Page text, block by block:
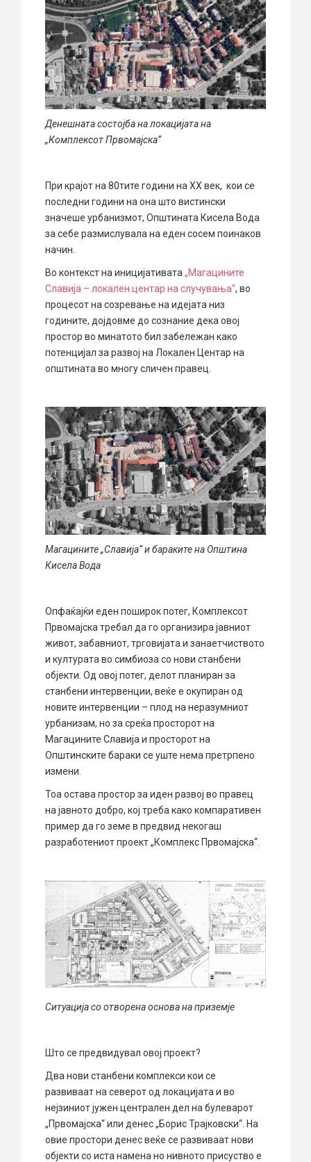
Денешната состојба на локацијата на
„Комплексот Првомајска“
При крајот на 80тите години на XX век, кои се
последни години на она што вистински
значеше урбанизмот, Општината Кисела Вода
за себе размислувала на еден сосем поинаков
начин.
Во контекст на иницијативата „Магацините
Славија – локален центар на случувања“, во
процесот на созревање на идејата низ
годините, дојдовме до сознание дека овој
простор во минатото бил забележан како
потенцијал за развој на Локален Центар на
општината во многу сличен правец.
Магацините „Славија“ и бараките на Општина
Кисела Вода
Опфаќајќи еден поширок потег, Комплексот
Првомајска требал да го организира јавниот
живот, забавниот, трговијата и занаетчиството
и културата во симбиоза со нови станбени
објекти. Од овој потег, делот планиран за
станбени интервенции, веќе е окупиран од
новите интервенции – плод на неразумниот
урбанизам, но за среќа просторот на
Магацините Славија и просторот на
Општинските бараки се уште нема претрпено
измени.
Тоа остава простор за иден развој во правец
на јавното добро, кој треба како компаративен
пример да го земе в предвид некогаш
разработениот проект „Комплекс Првомајска“.
Ситуација со отворена основа на приземје
Што се предвидувал овој проект?
Два нови станбени комплекси кои се
развиваат на северот од локацијата и во
нејзиниот јужен централен дел на булеварот
„Првомајска“ или денес „Борис Трајковски“. На
овие простори денес веќе се развиваат нови
објекти со иста намена но нивното присуство е